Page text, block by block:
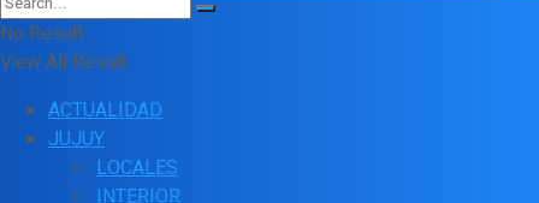
No Result
View All Result
ACTUALIDAD
JUJUY
LOCALES